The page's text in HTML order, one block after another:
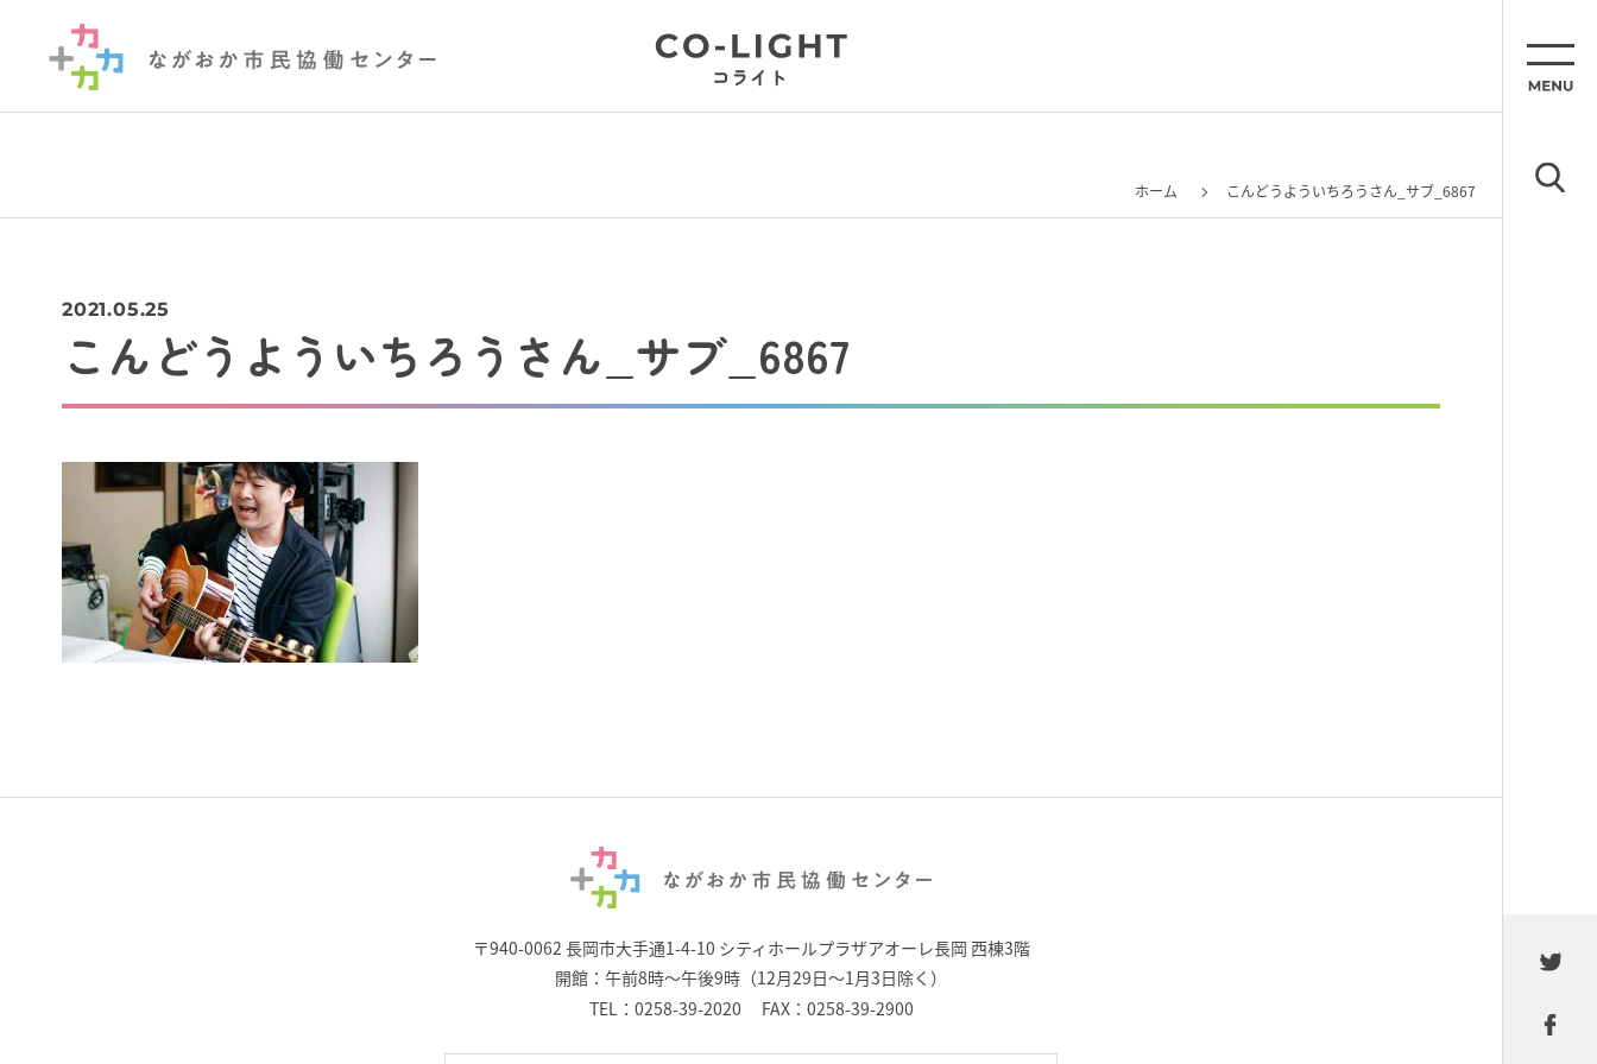
ホーム こんどうよういちろうさん_サブ_6867
2021.05.25
こんどうよういちろうさん_サブ_6867
〒940-0062 長岡市大手通1-4-10 シティホールプラザアオーレ長岡 西棟3階
開館：午前8時～午後9時（12月29日～1月3日除く）
TEL： 0258-39-2020 FAX：0258-39-2900